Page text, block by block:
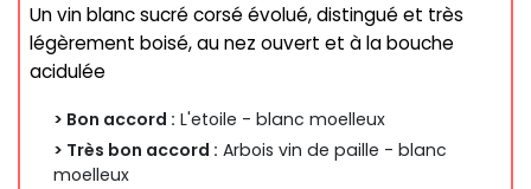
Un vin blanc sucré corsé évolué, distingué et très
légèrement boisé, au nez ouvert et à la bouche
acidulée
> Bon accord : L'etoile - blanc moelleux
> Très bon accord : Arbois vin de paille - blanc
moelleux